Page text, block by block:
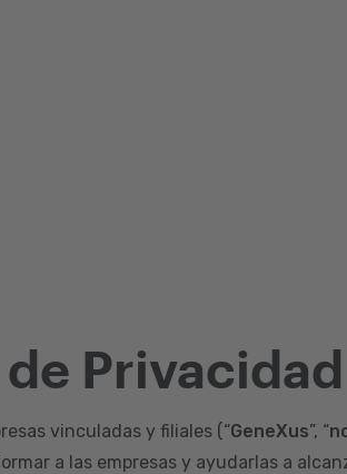
Privacidad
vinculadas y filiales (“GeneXus”, “
a las empresas y ayudarlas a